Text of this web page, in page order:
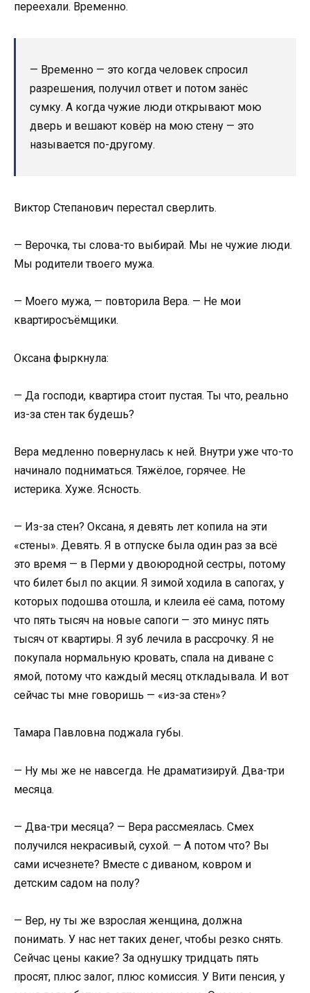
переехали. Временно.
— Временно — это когда человек спросил
разрешения, получил ответ и потом занёс
сумку. А когда чужие люди открывают мою
дверь и вешают ковёр на мою стену — это
называется по-другому.
Виктор Степанович перестал сверлить.
— Верочка, ты слова-то выбирай. Мы не чужие люди.
Мы родители твоего мужа.
— Моего мужа, — повторила Вера. — Не мои
квартиросъёмщики.
Оксана фыркнула:
— Да господи, квартира стоит пустая. Ты что, реально
из-за стен так будешь?
Вера медленно повернулась к ней. Внутри уже что-то
начинало подниматься. Тяжёлое, горячее. Не
истерика. Хуже. Ясность.
— Из-за стен? Оксана, я девять лет копила на эти
«стены». Девять. Я в отпуске была один раз за всё
это время — в Перми у двоюродной сестры, потому
что билет был по акции. Я зимой ходила в сапогах, у
которых подошва отошла, и клеила её сама, потому
что пять тысяч на новые сапоги — это минус пять
тысяч от квартиры. Я зуб лечила в рассрочку. Я не
покупала нормальную кровать, спала на диване с
ямой, потому что каждый месяц откладывала. И вот
сейчас ты мне говоришь — «из-за стен»?
Тамара Павловна поджала губы.
— Ну мы же не навсегда. Не драматизируй. Два-три
месяца.
— Два-три месяца? — Вера рассмеялась. Смех
получился некрасивый, сухой. — А потом что? Вы
сами исчезнете? Вместе с диваном, ковром и
детским садом на полу?
— Вер, ну ты же взрослая женщина, должна
понимать. У нас нет таких денег, чтобы резко снять.
Сейчас цены какие? За однушку тридцать пять
просят, плюс залог, плюс комиссия. У Вити пенсия, у